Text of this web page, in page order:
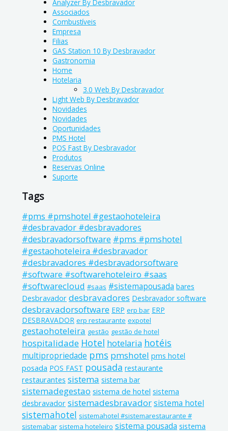
Analyzer By Desbravador
Associados
Combustíveis
Empresa
Filias
GAS Station 10 By Desbravador
Gastronomia
Home
Hotelaria
3.0 Web By Desbravador
Light Web By Desbravador
Novidades
Novidades
Oportunidades
PMS Hotel
POS Fast By Desbravador
Produtos
Reservas Online
Suporte
Tags
#pms #pmshotel #gestaohoteleira
#desbravador #desbravadores
#desbravadorsoftware #pms #pmshotel
#gestaohoteleira #desbravador
#desbravadores #desbravadorsoftware
#software #softwarehoteleiro #saas
#softwarecloud #saas #sistemapousada bares
Desbravador desbravadores Desbravador software
desbravadorsoftware ERP erp bar ERP
DESBRAVADOR erp restaurante expotel
gestaohoteleira gestão gestão de hotel
hospitalidade Hotel hotelaria hotéis
multipropriedade pms pmshotel pms hotel
posada POS FAST pousada restaurante
restaurantes sistema sistema bar
sistemadegestao sistema de hotel sistema
desbravador sistemadesbravadorsistema hotel
sistemahotel sistemahotel #sistemarestaurante #
sistemabar sistema hoteleiro sistema pousada sistema